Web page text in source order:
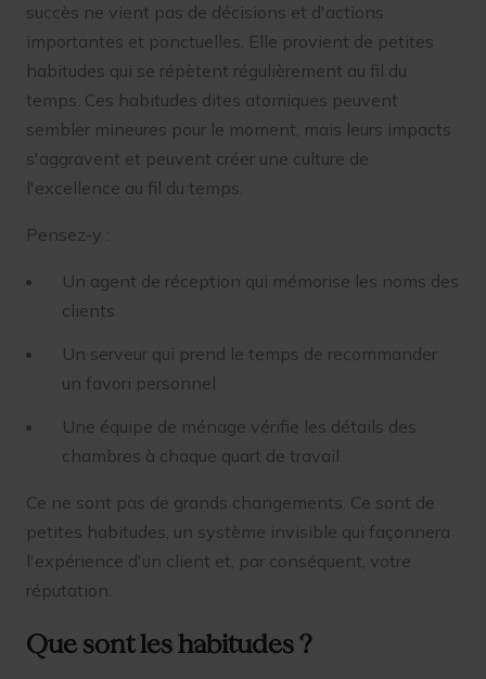
succès ne vient pas de décisions et d'actions
importantes et ponctuelles. Elle provient de petites
habitudes qui se répètent régulièrement au fil du
temps. Ces habitudes dites atomiques peuvent
sembler mineures pour le moment, mais leurs impacts
s'aggravent et peuvent créer une culture de
l'excellence au fil du temps.
Pensez-y :
Un agent de réception qui mémorise les noms des
clients
Un serveur qui prend le temps de recommander
un favori personnel
Une équipe de ménage vérifie les détails des
chambres à chaque quart de travail
Ce ne sont pas de grands changements. Ce sont de
petites habitudes, un système invisible qui façonnera
l'expérience d'un client et, par conséquent, votre
réputation.
Que sont les habitudes ?